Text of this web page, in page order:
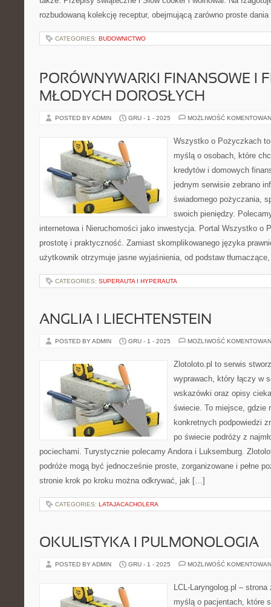
rozbudowaną kolekcję receptur, obejmującą zarówno proste
CATEGORIES: BUDOWNICTWO
PORÓWNYWARKI FINANSOWE I
MŁODYCH DOROSŁYCH
POSTED BY ADMIN GRU - 1 - 2025 MOŻLIWOŚĆ
Wszystko o Pożyczkach
myślą o osobach, które
kredytów i domowych
jednym serwisie zebrano
świadomego pożyczania,
swoich pieniędzy.
internetowa i Nieruchomości jako inwestycja. Portal Wszystko o
prostotę i praktyczność. Zamiast skomplikowanego języka
użytkownik otrzymuje jasne wyjaśnienia, od podstaw
CATEGORIES: SUPERAUTA I HYPERAUTA
ANGLIA I LIECHTENSTEIN
POSTED BY ADMIN GRU - 1 - 2025 MOŻLIWOŚĆ
Zlotoloto.pl to serwis
wyprawach, który łączy w
wskazówki oraz opisy
świecie. To miejsce, gdzie
konkretnych podpowiedzi
po świecie podróży z
pociechami. Turystycznie polecamy Andora i Luksemburg.
podróże mogą być jednocześnie proste, zorganizowane i pełne
stronie krok po kroku można odkrywać, jak […]
CATEGORIES: LATAJACACHOLERA
OKULISTYKA I PULMONOLOGIA
POSTED BY ADMIN GRU - 1 - 2025 MOŻLIWOŚĆ
LCL-Laryngolog.pl –
myślą o pacjentach, które